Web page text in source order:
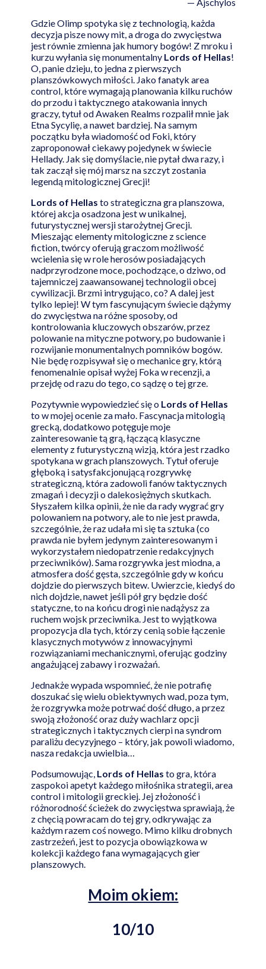
— Ajschylos
Gdzie Olimp spotyka się z technologią, każda
decyzja pisze nowy mit, a droga do zwycięstwa
jest równie zmienna jak humory bogów! Z mroku i
kurzu wyłania się monumentalny Lords of Hellas!
O, panie dzieju, to jedna z pierwszych
planszówkowych miłości. Jako fanatyk area
control, które wymagają planowania kilku ruchów
do przodu i taktycznego atakowania innych
graczy, tytuł od Awaken Realms rozpalił mnie jak
Etna Sycylię, a nawet bardziej. Na samym
początku była wiadomość od Foki, który
zaproponował ciekawy pojedynek w świecie
Hellady. Jak się domyślacie, nie pytał dwa razy, i
tak zaczął się mój marsz na szczyt zostania
legendą mitologicznej Grecji!
Lords of Hellas to strategiczna gra planszowa,
której akcja osadzona jest w unikalnej,
futurystycznej wersji starożytnej Grecji.
Mieszając elementy mitologiczne z science
fiction, twórcy oferują graczom możliwość
wcielenia się w role herosów posiadających
nadprzyrodzone moce, pochodzące, o dziwo, od
tajemniczej zaawansowanej technologii obcej
cywilizacji. Brzmi intrygująco, co? A dalej jest
tylko lepiej! W tym fascynującym świecie dążymy
do zwycięstwa na różne sposoby, od
kontrolowania kluczowych obszarów, przez
polowanie na mityczne potwory, po budowanie i
rozwijanie monumentalnych pomników bogów.
Nie będę rozpisywał się o mechanice gry, którą
fenomenalnie opisał wyżej Foka w recenzji, a
przejdę od razu do tego, co sądzę o tej grze.
Pozytywnie wypowiedzieć się o Lords of Hellas
to w mojej ocenie za mało. Fascynacja mitologią
grecką, dodatkowo potęguje moje
zainteresowanie tą grą, łączącą klasyczne
elementy z futurystyczną wizją, która jest rzadko
spotykana w grach planszowych. Tytuł oferuje
głęboką i satysfakcjonującą rozgrywkę
strategiczną, która zadowoli fanów taktycznych
zmagań i decyzji o dalekosiężnych skutkach.
Słyszałem kilka opinii, że nie da rady wygrać gry
polowaniem na potwory, ale to nie jest prawda,
szczególnie, że raz udała mi się ta sztuka (co
prawda nie byłem jedynym zainteresowanym i
wykorzystałem niedopatrzenie redakcyjnych
przeciwników). Sama rozgrywka jest miodna, a
atmosfera dość gęsta, szczególnie gdy w końcu
dojdzie do pierwszych bitew. Uwierzcie, kiedyś do
nich dojdzie, nawet jeśli pół gry będzie dość
statyczne, to na końcu drogi nie nadążysz za
ruchem wojsk przeciwnika. Jest to wyjątkowa
propozycja dla tych, którzy cenią sobie łączenie
klasycznych motywów z innowacyjnymi
rozwiązaniami mechanicznymi, oferując godziny
angażującej zabawy i rozważań.
Jednakże wypada wspomnieć, że nie potrafię
doszukać się wielu obiektywnych wad, poza tym,
że rozgrywka może potrwać dość długo, a przez
swoją złożoność oraz duży wachlarz opcji
strategicznych i taktycznych cierpi na syndrom
paraliżu decyzyjnego – który, jak powoli wiadomo,
nasza redakcja uwielbia…
Podsumowując, Lords of Hellas to gra, która
zaspokoi apetyt każdego miłośnika strategii, area
control i mitologii greckiej. Jej złożoność i
różnorodność ścieżek do zwycięstwa sprawiają, że
z chęcią powracam do tej gry, odkrywając za
każdym razem coś nowego. Mimo kilku drobnych
zastrzeżeń, jest to pozycja obowiązkowa w
kolekcji każdego fana wymagających gier
planszowych.
Moim okiem:
10/10